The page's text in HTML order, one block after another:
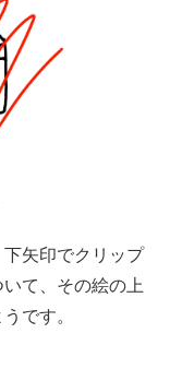
矢印でクリップ
て、その絵の上
です。